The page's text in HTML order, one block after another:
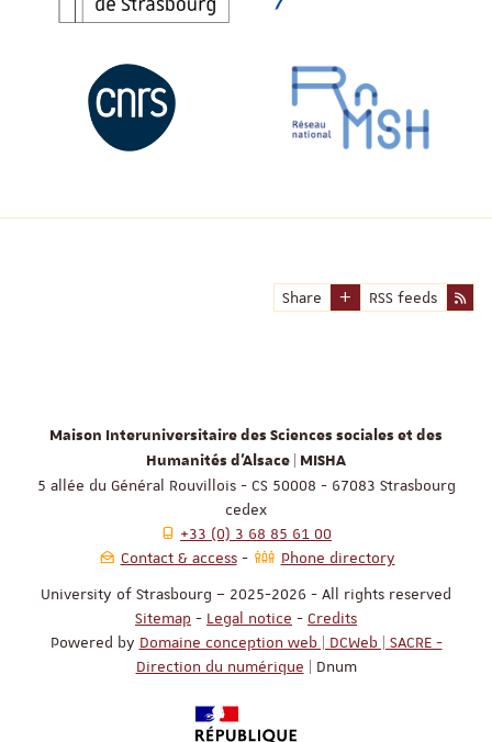
Share RSS feeds
Maison Interuniversitaire des Sciences sociales et des
Humanités d'Alsace | MISHA
5 allée du Général Rouvillois - CS 50008 - 67083 Strasbourg
cedex
+33 (0) 3 68 85 61 00
Contact & access
Phone directory
University of Strasbourg – 2025-2026 - All rights reserved
Sitemap - Legal notice - Credits
Powered by Domaine conception web | DCWeb | SACRE -
Direction du numérique | Dnum